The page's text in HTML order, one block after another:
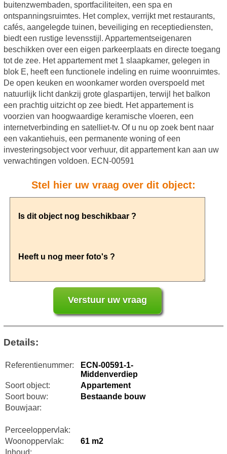
buitenzwembaden, sportfaciliteiten, een spa en
ontspanningsruimtes. Het complex, verrijkt met restaurants,
cafés, aangelegde tuinen, beveiliging en receptiediensten,
biedt een rustige levensstijl. Appartementseigenaren
beschikken over een eigen parkeerplaats en directe toegang
tot de zee. Het appartement met 1 slaapkamer, gelegen in
blok E, heeft een functionele indeling en ruime woonruimtes.
De open keuken en woonkamer worden overspoeld met
natuurlijk licht dankzij grote glaspartijen, terwijl het balkon
een prachtig uitzicht op zee biedt. Het appartement is
voorzien van hoogwaardige keramische vloeren, een
internetverbinding en satelliet-tv. Of u nu op zoek bent naar
een vakantiehuis, een permanente woning of een
investeringsobject voor verhuur, dit appartement kan aan uw
verwachtingen voldoen. ECN-00591
Stel hier uw vraag over dit object:
Details:
Referentienummer:
ECN-00591-1-
Middenverdiep
Soort object:
Appartement
Soort bouw:
Bestaande bouw
Bouwjaar:
Perceeloppervlak:
Woonoppervlak:
61 m2